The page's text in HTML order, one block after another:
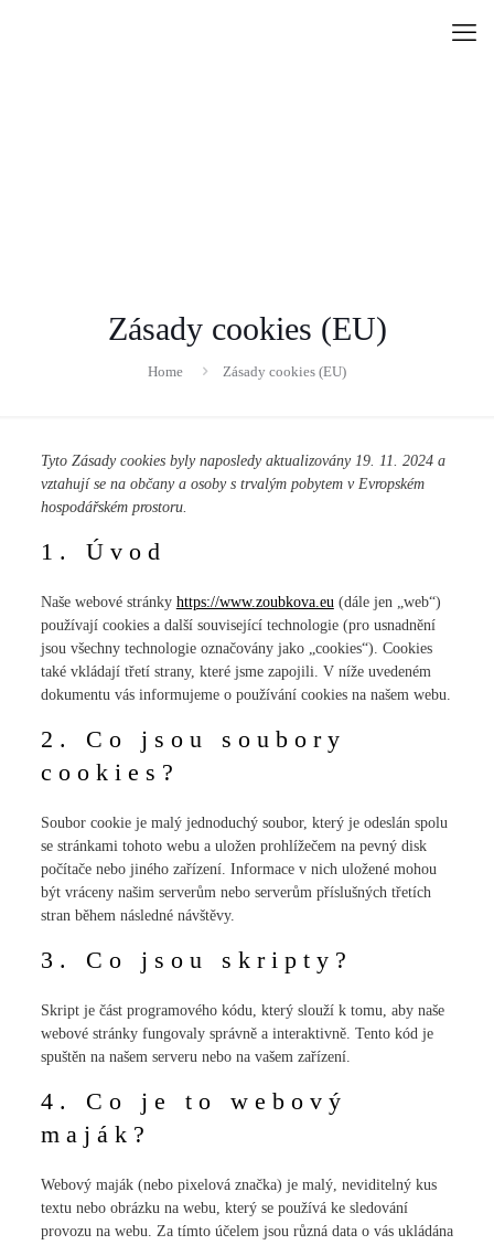
Zásady cookies (EU)
Home Zásady cookies (EU)
Tyto Zásady cookies byly naposledy aktualizovány 19. 11. 2024 a
vztahují se na občany a osoby s trvalým pobytem v Evropském
hospodářském prostoru.
1. Úvod
Naše webové stránky https://www.zoubkova.eu(dále jen „web“)
používají cookies a další související technologie (pro usnadnění
jsou všechny technologie označovány jako „cookies“). Cookies
také vkládají třetí strany, které jsme zapojili. V níže uvedeném
dokumentu vás informujeme o používání cookies na našem webu.
2. Co jsou soubory
cookies?
Soubor cookie je malý jednoduchý soubor, který je odeslán spolu
se stránkami tohoto webu a uložen prohlížečem na pevný disk
počítače nebo jiného zařízení. Informace v nich uložené mohou
být vráceny našim serverům nebo serverům příslušných třetích
stran během následné návštěvy.
3. Co jsou skripty?
Skript je část programového kódu, který slouží k tomu, aby naše
webové stránky fungovaly správně a interaktivně. Tento kód je
spuštěn na našem serveru nebo na vašem zařízení.
4. Co je to webový
maják?
Webový maják (nebo pixelová značka) je malý, neviditelný kus
textu nebo obrázku na webu, který se používá ke sledování
provozu na webu. Za tímto účelem jsou různá data o vás ukládána